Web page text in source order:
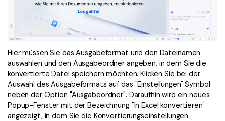
Hier müssen Sie das Ausgabeformat und den Dateinamen
auswählen und den Ausgabeordner angeben, in dem Sie die
konvertierte Datei speichern möchten. Klicken Sie bei der
Auswahl des Ausgabeformats auf das "Einstellungen" Symbol
neben der Option "Ausgabeordner". Daraufhin wird ein neues
Popup-Fenster mit der Bezeichnung "In Excel konvertieren"
angezeigt, in dem Sie die Konvertierungseinstellungen